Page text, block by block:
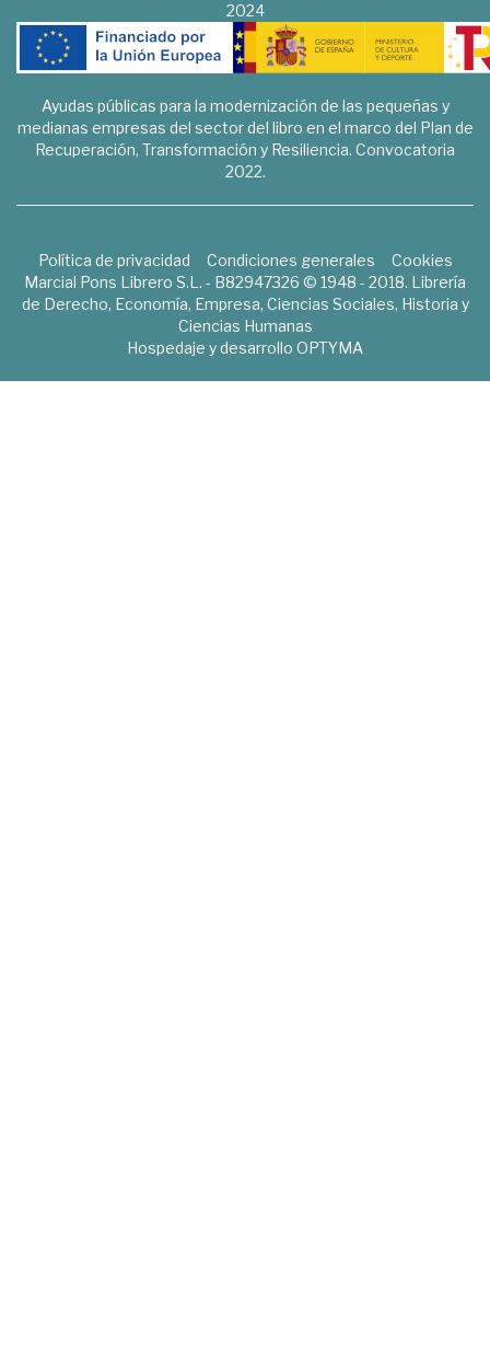
2024
Ayudas públicas para la modernización de las pequeñas y
medianas empresas del sector del libro en el marco del Plan de
Recuperación, Transformación y Resiliencia. Convocatoria
2022.
Política de privacidad Condiciones generales
Cookies
Marcial Pons Librero S.L. - B82947326 © 1948 - 2018. Librería
de Derecho, Economía, Empresa, Ciencias Sociales, Historia y
Ciencias Humanas
Hospedaje y desarrollo OPTYMA